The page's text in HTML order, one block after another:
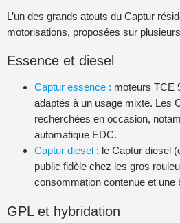
L’un des grands atouts du Captur
motorisations, proposées sur
Essence et diesel
Captur essence : moteurs TCE
adaptés à un usage mixte. Les
recherchées en occasion,
automatique EDC.
Captur diesel : le Captur diesel
public fidèle chez les gros
consommation contenue et une
GPL et hybridation